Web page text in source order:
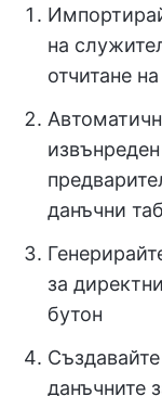
на
отчитане
данъчни
за
бутон
данъчните